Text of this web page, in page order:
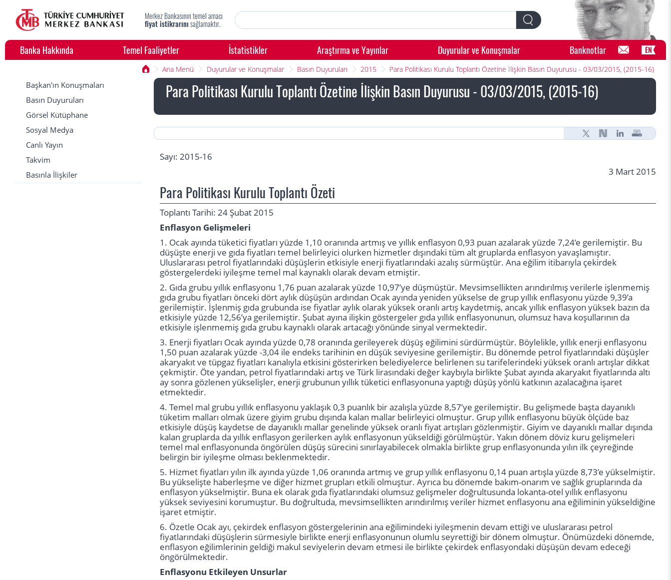
Merkez Bankasının temel amacı
fiyat istikrarınısağlamaktır.
Banka Hakkında Temel Faaliyetler İstatistikler Araştırma ve Yayınlar Duyurular ve Konuşmalar Banknotlar EN
Ana Menü Duyurular ve Konuşmalar Basın Duyuruları 2015 Para Politikası Kurulu Toplantı Özetine İlişkin Basın Duyurusu - 03/03/2015, (2015-16)
Başkan'ın Konuşmaları
Basın Duyuruları
Görsel Kütüphane
Sosyal Medya
Canlı Yayın
Takvim
Basınla İlişkiler
Para Politikası Kurulu Toplantı Özetine İlişkin Basın Duyurusu - 03/03/2015, (2015-16)
Sayı: 2015-16
3 Mart 2015
Para Politikası Kurulu Toplantı Özeti
Toplantı Tarihi: 24 Şubat 2015
Enflasyon Gelişmeleri
1. Ocak ayında tüketici fiyatları yüzde 1,10 oranında artmış ve yıllık enflasyon 0,93 puan azalarak yüzde 7,24’e gerilemiştir. Bu
düşüşte enerji ve gıda fiyatları temel belirleyici olurken hizmetler dışındaki tüm alt gruplarda enflasyon yavaşlamıştır.
Uluslararası petrol fiyatlarındaki düşüşlerin etkisiyle enerji fiyatlarındaki azalış sürmüştür. Ana eğilim itibarıyla çekirdek
göstergelerdeki iyileşme temel mal kaynaklı olarak devam etmiştir.
2. Gıda grubu yıllık enflasyonu 1,76 puan azalarak yüzde 10,97’ye düşmüştür. Mevsimsellikten arındırılmış verilerle işlenmemiş
gıda grubu fiyatları önceki dört aylık düşüşün ardından Ocak ayında yeniden yükselse de grup yıllık enflasyonu yüzde 9,39’a
gerilemiştir. İşlenmiş gıda grubunda ise fiyatlar aylık olarak yüksek oranlı artış kaydetmiş, ancak yıllık enflasyon yüksek bazın da
etkisiyle yüzde 12,56’ya gerilemiştir. Şubat ayına ilişkin göstergeler gıda yıllık enflasyonunun, olumsuz hava koşullarının da
etkisiyle işlenmemiş gıda grubu kaynaklı olarak artacağı yönünde sinyal vermektedir.
3. Enerji fiyatları Ocak ayında yüzde 0,78 oranında gerileyerek düşüş eğilimini sürdürmüştür. Böylelikle, yıllık enerji enflasyonu
1,50 puan azalarak yüzde -3,04 ile endeks tarihinin en düşük seviyesine gerilemiştir. Bu dönemde petrol fiyatlarındaki düşüşler
akaryakıt ve tüpgaz fiyatları kanalıyla etkisini gösterirken belediyelerce belirlenen su tarifelerindeki yüksek oranlı artışlar dikkat
çekmiştir. Öte yandan, petrol fiyatlarındaki artış ve Türk lirasındaki değer kaybıyla birlikte Şubat ayında akaryakıt fiyatlarında altı
ay sonra gözlenen yükselişler, enerji grubunun yıllık tüketici enflasyonuna yaptığı düşüş yönlü katkının azalacağına işaret
etmektedir.
4. Temel mal grubu yıllık enflasyonu yaklaşık 0,3 puanlık bir azalışla yüzde 8,57’ye gerilemiştir. Bu gelişmede başta dayanıklı
tüketim malları olmak üzere giyim grubu dışında kalan mallar belirleyici olmuştur. Grup yıllık enflasyonu büyük ölçüde baz
etkisiyle düşüş kaydetse de dayanıklı mallar genelinde yüksek oranlı fiyat artışları gözlenmiştir. Giyim ve dayanıklı mallar dışında
kalan gruplarda da yıllık enflasyon gerilerken aylık enflasyonun yükseldiği görülmüştür. Yakın dönem döviz kuru gelişmeleri
temel mal enflasyonunda öngörülen düşüş sürecini sınırlayabilecek olmakla birlikte grup enflasyonunda yılın ilk çeyreğinde
belirgin bir iyileşme olması beklenmektedir.
5. Hizmet fiyatları yılın ilk ayında yüzde 1,06 oranında artmış ve grup yıllık enflasyonu 0,14 puan artışla yüzde 8,73’e yükselmiştir.
Bu yükselişte haberleşme ve diğer hizmet grupları etkili olmuştur. Ayrıca bu dönemde bakım-onarım ve sağlık gruplarında da
enflasyon yükselmiştir. Buna ek olarak gıda fiyatlarındaki olumsuz gelişmeler doğrultusunda lokanta-otel yıllık enflasyonu
yüksek seviyesini korumuştur. Bu doğrultuda, mevsimsellikten arındırılmış veriler hizmet enflasyonu ana eğiliminin yükseldiğine
işaret etmiştir.
6. Özetle Ocak ayı, çekirdek enflasyon göstergelerinin ana eğilimindeki iyileşmenin devam ettiği ve uluslararası petrol
fiyatlarındaki düşüşlerin sürmesiyle birlikte enerji enflasyonunun olumlu seyrettiği bir dönem olmuştur. Önümüzdeki dönemde,
enflasyon eğilimlerinin geldiği makul seviyelerin devam etmesi ile birlikte çekirdek enflasyondaki düşüşün devam edeceği
öngörülmektedir.
Enflasyonu Etkileyen Unsurlar